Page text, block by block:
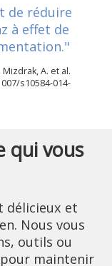
de réduire
à effet de
A. et al.
s10584-014-
qui vous
délicieux et
Nous vous
outils ou
maintenir